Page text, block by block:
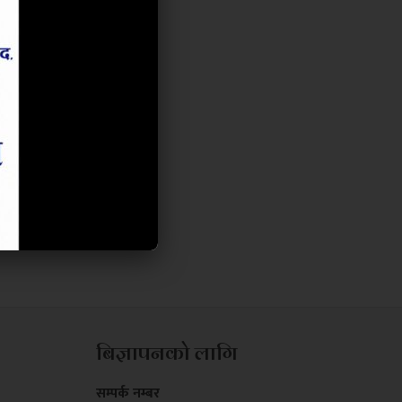
बिज्ञापनको लागि
सम्पर्क नम्बर